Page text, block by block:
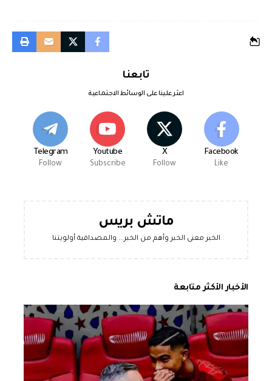
تابعنا
اعثر علينا على الوسائط الاجتماعية
Facebook
Like
X
Follow
Youtube
Subscribe
Telegram
Follow
ماتش بريس
الخبر معنى الخبر وأهم من الخبر... والمصداقية أولويتنا
الأخبار الأكثر متابعة